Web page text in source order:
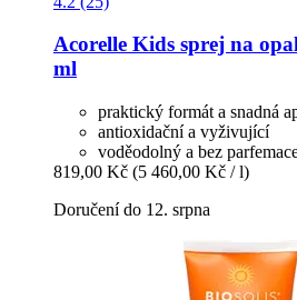
Acorelle Kids sprej na
ml
praktický formát a snadná
antioxidační a vyživující
voděodolný a bez
819,00 Kč (5 460,00 Kč / l)
Doručení do 12. srpna